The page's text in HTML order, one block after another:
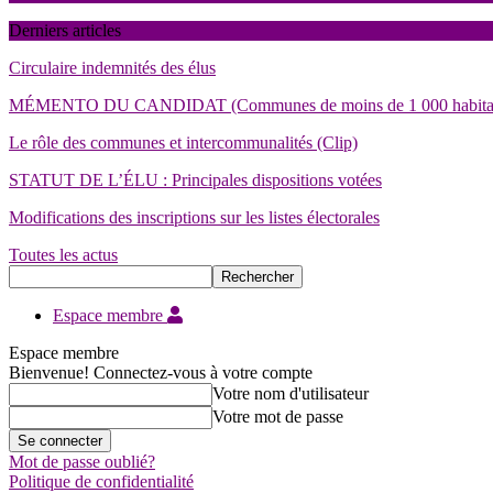
Derniers articles
Circulaire indemnités des élus
MÉMENTO DU CANDIDAT (Communes de moins de 1 000
Le rôle des communes et intercommunalités (Clip)
STATUT DE L’ÉLU : Principales dispositions votées
Modifications des inscriptions sur les listes électorales
Toutes les actus
Espace membre
Espace membre
Bienvenue! Connectez-vous à votre compte
Votre nom d'utilisateur
Votre mot de passe
Mot de passe oublié?
Politique de confidentialité